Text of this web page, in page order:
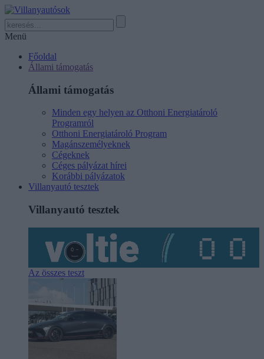
Menü
Főoldal
Állami támogatás
Állami támogatás
Minden egy helyen az Otthoni Energiatároló
Programról
Otthoni Energiatároló Program
Magánszemélyeknek
Cégeknek
Céges pályázat hírei
Korábbi pályázatok
Villanyautó tesztek
Villanyautó tesztek
Az összes teszt